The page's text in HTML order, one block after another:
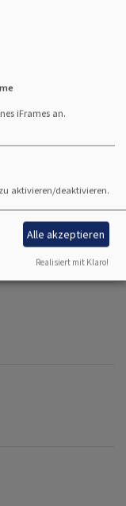
iFrames an.
aktivieren/deaktivieren.
Alle akzeptieren
Realisiert mit Klaro!